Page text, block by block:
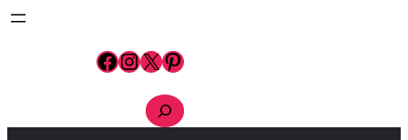
Skip
Facebook InstagramX Pinterest
S
e